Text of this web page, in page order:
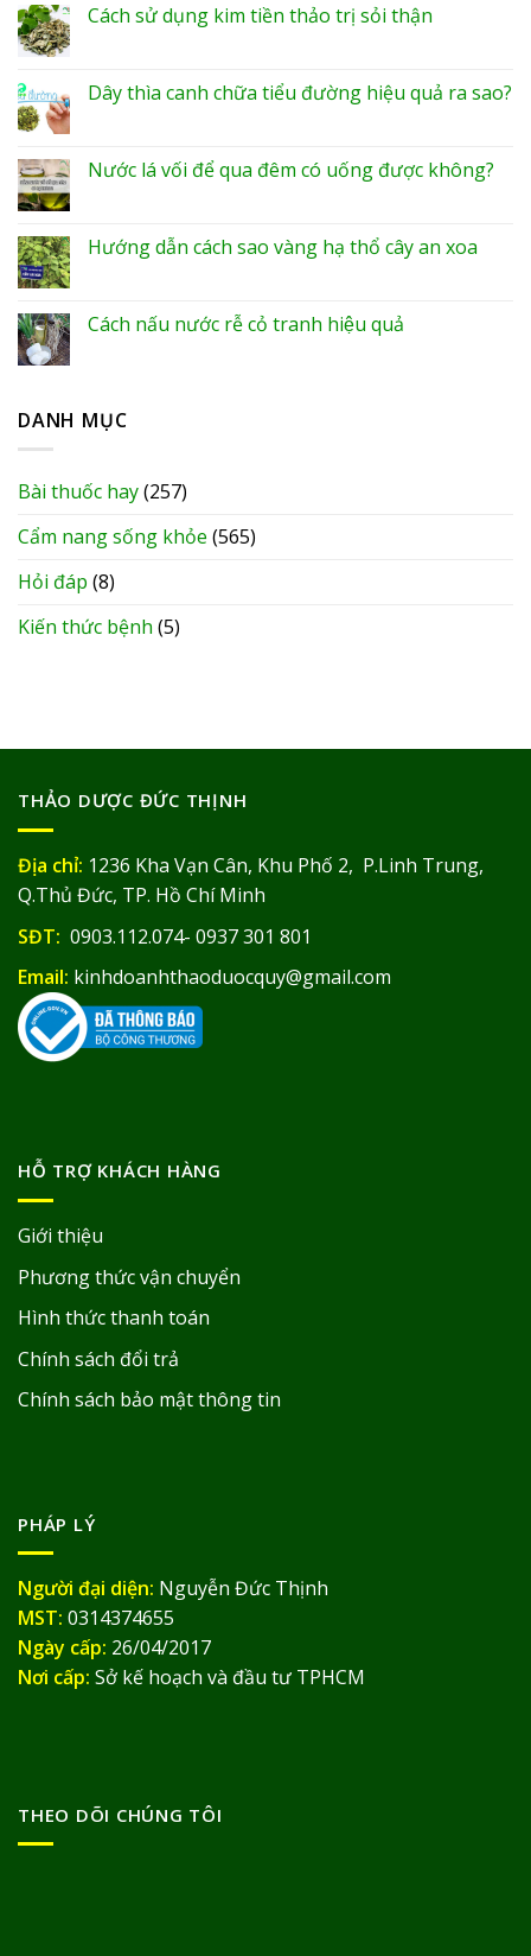
Cách sử dụng kim tiền thảo trị sỏi thận
Dây thìa canh chữa tiểu đường hiệu quả ra sao?
Nước lá vối để qua đêm có uống được không?
Hướng dẫn cách sao vàng hạ thổ cây an xoa
Cách nấu nước rễ cỏ tranh hiệu quả
DANH MỤC
Bài thuốc hay(257)
Cẩm nang sống khỏe (565)
Hỏi đáp (8)
Kiến thức bệnh (5)
THẢO DƯỢC ĐỨC THỊNH
Địa chỉ: 1236 Kha Vạn Cân, Khu Phố 2, P.Linh Trung,
Q.Thủ Đức, TP. Hồ Chí Minh
SĐT: 0903.112.074- 0937 301 801
Email: kinhdoanhthaoduocquy@gmail.com
HỖ TRỢ KHÁCH HÀNG
Giới thiệu
Phương thức vận chuyển
Hình thức thanh toán
Chính sách đổi trả
Chính sách bảo mật thông tin
PHÁP LÝ
Người đại diện: Nguyễn Đức Thịnh
MST: 0314374655
Ngày cấp: 26/04/2017
Nơi cấp: Sở kế hoạch và đầu tư TPHCM
THEO DÕI CHÚNG TÔI